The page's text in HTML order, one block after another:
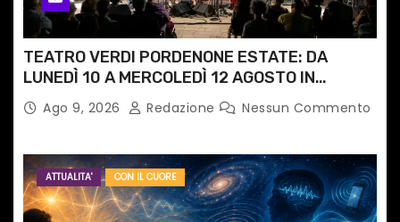
TEATRO VERDI PORDENONE ESTATE: DA
LUNEDÌ 10 A MERCOLEDÌ 12 AGOSTO IN
PIAZZETTA PESCHERIA TORNANO LE MUSIC
NIGHTS
Ago 9, 2026 Redazione Nessun Commento
ATTUALITA' CON IL CUORE